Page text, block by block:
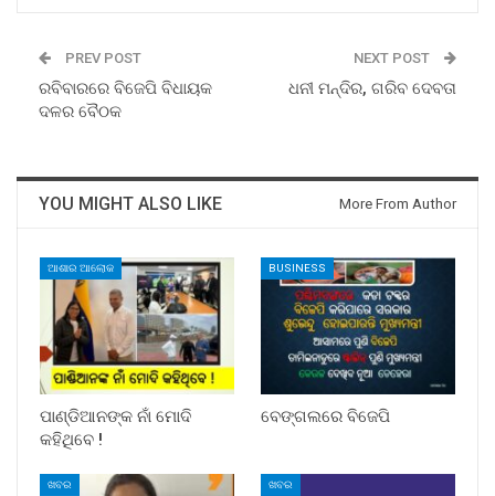
PREV POST
ରବିବାରରେ ବିଜେପି ବିଧାୟକ
ଦଳର ବୈଠକ
NEXT POST
ଧନୀ ମନ୍ଦିର, ଗରିବ ଦେବତା
YOU MIGHT ALSO LIKE More From Author
ଆଶାର ଆଲୋକ
ପାଣ୍ଡିଆନଙ୍କ ନାଁ ମୋଦି
କହିଥିବେ !
BUSINESS
ବେଙ୍ଗଲରେ ବିଜେପି
ଖବର ଖବର